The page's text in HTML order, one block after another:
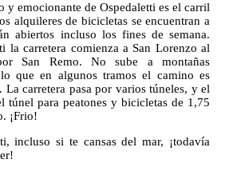
y emocionante de Ospedaletti es el carril
alquileres de bicicletas se encuentran a
abiertos incluso los fines de semana.
la carretera comienza a San Lorenzo al
San Remo. No sube a montañas
lo que en algunos tramos el camino es
La carretera pasa por varios túneles, y el
túnel para peatones y bicicletas de 1,75
¡Frio!
incluso si te cansas del mar, ¡todavía